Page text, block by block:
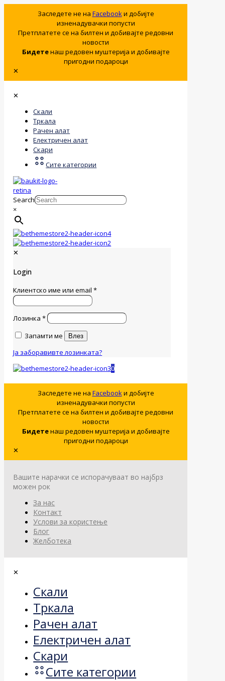
Заследете не на Facebookи добијте
изненадувачки попусти
Претплатете се на билтен и добивајте редовни
новости
Бидетенаш редовен муштерија и добивајте
пригодни подароци
✕
✕
Скали
Тркала
Рачен алат
Електричен алат
Скари
Сите категории
Search
×
✕
Login
Клиентско име или email*
Лозинка*
Запамти ме
Влез
Ја заборавивте лозинката?
0
Заследете не на Facebookи добијте
изненадувачки попусти
Претплатете се на билтен и добивајте редовни
новости
Бидетенаш редовен муштерија и добивајте
пригодни подароци
✕
Вашите нарачки се испорачуваат во најбрз
можен рок
За нас
Контакт
Услови за користење
Блог
Желботека
✕
Скали
Тркала
Рачен алат
Електричен алат
Скари
Сите категории